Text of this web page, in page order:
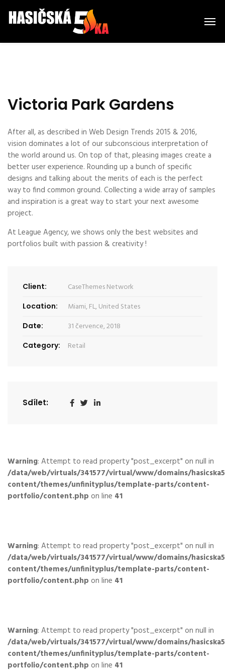
Victoria Park Gardens
After all, as described in Web Design Trends 2015 & 2016,
vision dominates a lot of our subconscious interpretation of
the world around us. On top of that, pleasing images create a
better user experience. Rounding up a bunch of specific
designs and talking about the merits of each is the perfect
way to find common ground. Collecting a wide array of samples
and inspiration is a great way to start your next awesome
project.
At League Agency, we shows only the best websites and
portfolios built with passion & creativity !
Client: CaseThemes Network
Location: Miami, FL, United States
Date: 31 července, 2018
Category: Retail
Sdílet:
Warning: Attempt to read property "post_excerpt" on null in
/data/web/virtuals/341577/virtual/www/domains/
content/themes/unfinityplus/template-parts/content-
portfolio/content.php on line 41
Warning: Attempt to read property "post_excerpt" on null in
/data/web/virtuals/341577/virtual/www/domains/
content/themes/unfinityplus/template-parts/content-
portfolio/content.php on line 41
Warning: Attempt to read property "post_excerpt" on null in
/data/web/virtuals/341577/virtual/www/domains/
content/themes/unfinityplus/template-parts/content-
portfolio/content.php on line 41